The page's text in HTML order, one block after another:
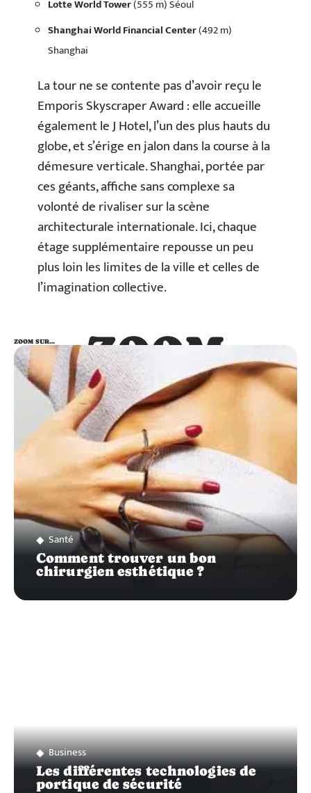
Lotte World Tower(555 m) Séoul
Shanghai World Financial Center(492 m)
Shanghai
La tour ne se contente pas d’avoir reçu le
Emporis Skyscraper Award : elle accueille
également le J Hotel, l’un des plus hauts du
globe, et s’érige en jalon dans la course à la
démesure verticale. Shanghai, portée par
ces géants, affiche sans complexe sa
volonté de rivaliser sur la scène
architecturale internationale. Ici, chaque
étage supplémentaire repousse un peu
plus loin les limites de la ville et celles de
l’imagination collective.
ZOOM
SUR…
ZOOM SUR…
Santé
Comment trouver un bon
chirurgien esthétique ?
Business
Les différentes technologies de
portique de sécurité